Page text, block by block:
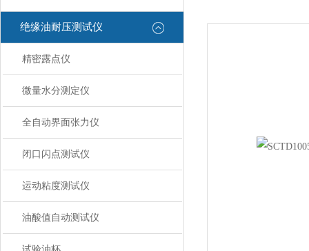
绝缘油耐压测试仪
精密露点仪
微量水分测定仪
全自动界面张力仪
闭口闪点测试仪
运动粘度测试仪
油酸值自动测试仪